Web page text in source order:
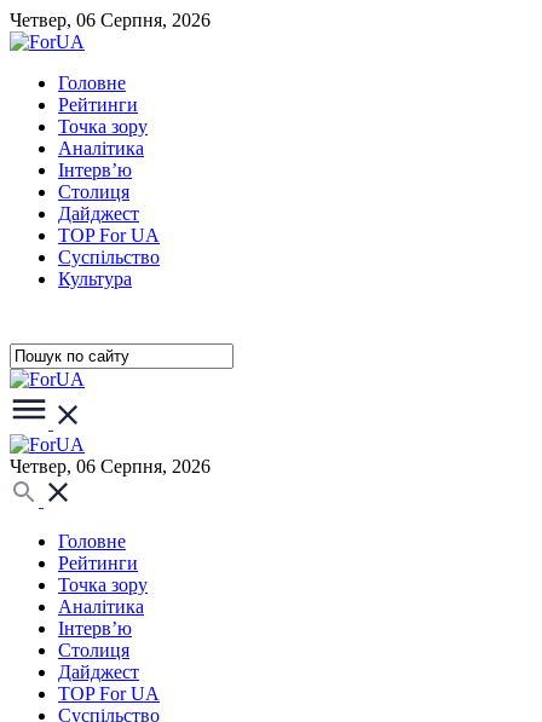
Четвер, 06 Серпня, 2026
Головне
Рейтинги
Точка зору
Аналітика
Інтерв’ю
Столиця
Дайджест
TOP For UA
Суспiльство
Культура
Четвер, 06 Серпня, 2026
Головне
Рейтинги
Точка зору
Аналітика
Інтерв’ю
Столиця
Дайджест
TOP For UA
Суспiльство